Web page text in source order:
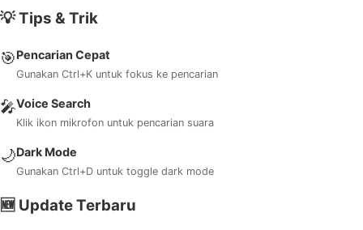
💡 Tips & Trik
🎯Pencarian Cepat
Gunakan Ctrl+K untuk fokus ke pencarian
🎤Voice Search
Klik ikon mikrofon untuk pencarian suara
🌙Dark Mode
Gunakan Ctrl+D untuk toggle dark mode
🆕 Update Terbaru